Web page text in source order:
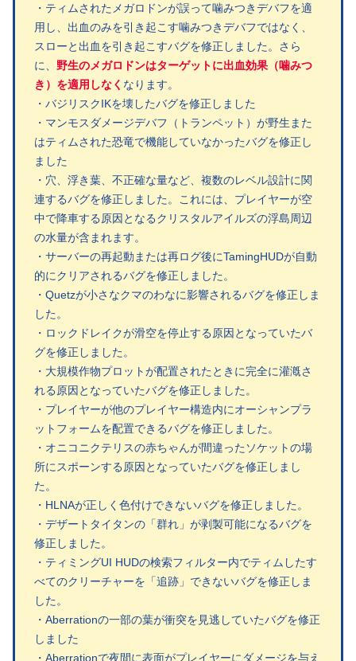
・ティムされたメガロドンが誤って噛みつきデバフを適
用し、出血のみを引き起こす噛みつきデバフではなく、
スローと出血を引き起こすバグを修正しました。さら
に、 野生のメガロドンはターゲットに出血効果（噛みつ
き）を適用しなく なります。
・バジリスクIKを壊したバグを修正しました
・マンモスダメージデバフ（トランペット）が野生また
はティムされた恐竜で機能していなかったバグを修正し
ました
・穴、浮き葉、不正確な量など、複数のレベル設計に関
連するバグを修正しました。これには、プレイヤーが空
中で降車する原因となるクリスタルアイルズの浮島周辺
の水量が含まれます。
・サーバーの再起動または再ログ後にTamingHUDが自動
的にクリアされるバグを修正しました。
・Quetzが小さなクマのわなに影響されるバグを修正しま
した。
・ロックドレイクが滑空を停止する原因となっていたバ
グを修正しました。
・大規模作物プロットが配置されたときに完全に灌漑さ
れる原因となっていたバグを修正しました。
・プレイヤーが他のプレイヤー構造内にオーシャンプラ
ットフォームを配置できるバグを修正しました。
・オニコニクテリスの赤ちゃんが間違ったソケットの場
所にスポーンする原因となっていたバグを修正しまし
た。
・HLNAが正しく色付けできないバグを修正しました。
・デザートタイタンの「群れ」が剥製可能になるバグを
修正しました。
・ティミングUI HUDの検索フィルター内でティムしたす
べてのクリーチャーを「追跡」できないバグを修正しま
した。
・Aberrationの一部の葉が衝突を見逃していたバグを修正
しました
・Aberrationで夜間に表面がプレイヤーにダメージを与え